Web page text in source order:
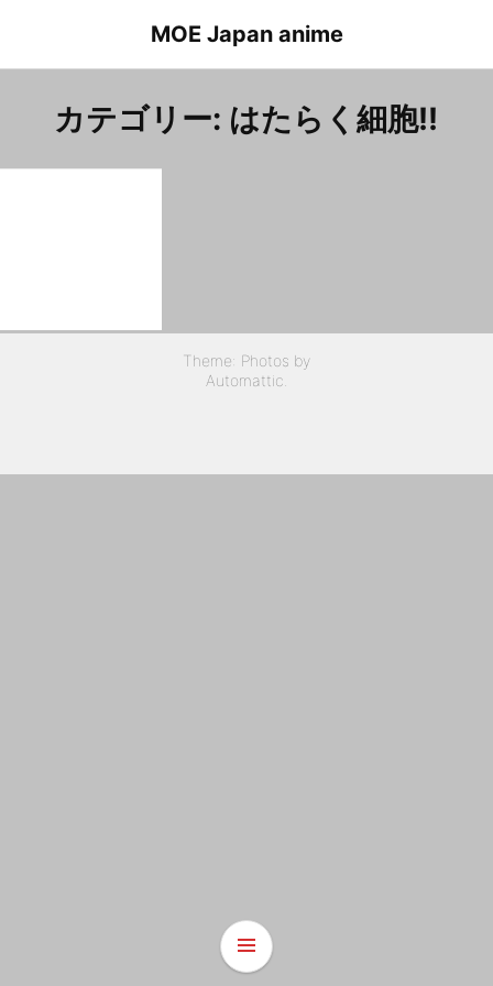
content
MOE Japan anime
カテゴリー: はたらく細胞!!
Hataraku Saibou !! Episode 1 Kesshouban(Ushiro-Mae-chan)
はたらく細胞!! １話 血小板（うしろまえちゃん）
Theme: Photos by
Automattic